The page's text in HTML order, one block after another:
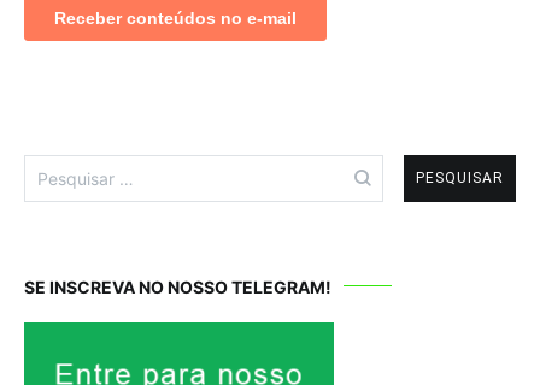
por:
SE INSCREVA NO NOSSO TELEGRAM!